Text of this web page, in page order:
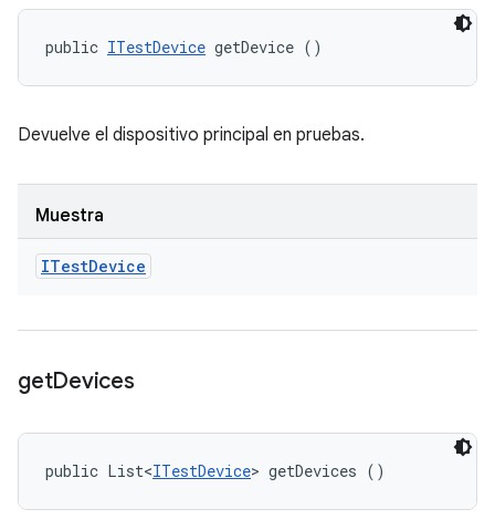
public ITestDevice getDevice ()
Devuelve el dispositivo principal en pruebas.
Muestra
ITestDevice
getDevices
public List<ITestDevice> getDevices ()